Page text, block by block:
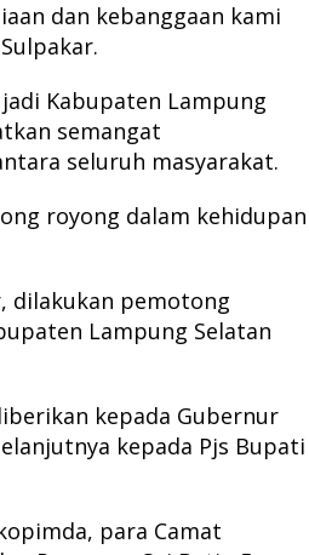
dan kebanggaan kami
Kabupaten Lampung
semangat
seluruh masyarakat.
royong dalam kehidupan
dilakukan pemotong
Lampung Selatan
kepada Gubernur
kepada Pjs Bupati
para Camat